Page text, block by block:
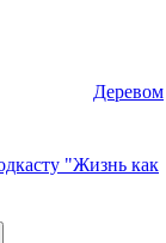
Деревом
"Жизнь как